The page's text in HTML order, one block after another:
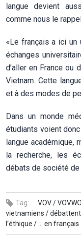
langue devient
comme nous le
«Le français a ici
échanges
d’aller en France ou
Vietnam. Cette
et à des modes de
Dans un monde
étudiants voient
langue académique,
la recherche, les
débats de société de
Tag: VOV /
vietnamiens /
l’éthique /… en français